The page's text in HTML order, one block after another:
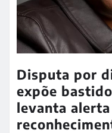
Disputa por
expõe
levanta